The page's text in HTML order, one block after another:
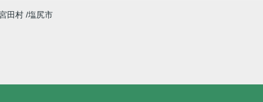
田村 塩尻市